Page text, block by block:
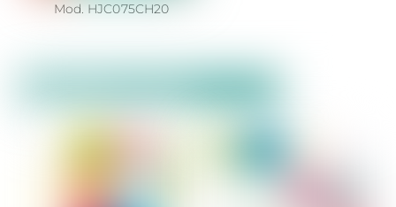
Mod. HJC075CH20